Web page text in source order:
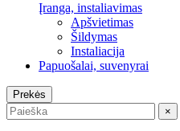
Įranga, instaliavimas
Apšvietimas
Šildymas
Instaliacija
Papuošalai, suvenyrai
Prekės
×